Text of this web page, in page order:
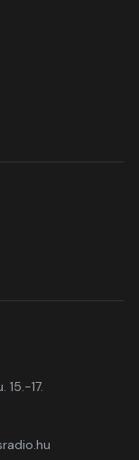
15.-17.